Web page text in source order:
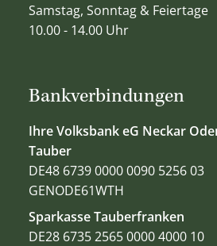
Bankverbindungen
Ihre Volksbank eG Neckar
Tauber
DE48 6739 0000 0090 5256 03
GENODE61WTH
Sparkasse Tauberfranken
DE28 6735 2565 0000 4000 10
Samstag, Sonntag & Feiertage
10.00 - 14.00 Uhr